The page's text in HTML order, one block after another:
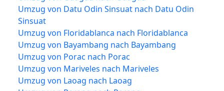
Umzug von Datu Odin Sinsuat nach Datu Odin
Sinsuat
Umzug von Floridablanca nach Floridablanca
Umzug von Bayambang nach Bayambang
Umzug von Porac nach Porac
Umzug von Mariveles nach Mariveles
Umzug von Laoag nach Laoag